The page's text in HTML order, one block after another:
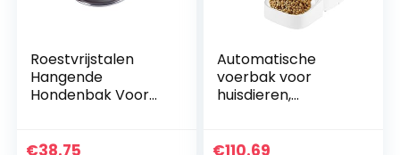
Roestvrijstalen
Hangende
Hondenbak Voor
Ophangen
€38.75
Automatische
voerbak voor
huisdieren,
katten met
€110.69